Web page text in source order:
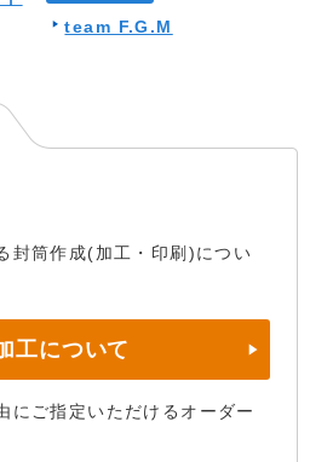
team F.G.M
封筒作成(加工・印刷)につい
工について
にご指定いただけるオーダー